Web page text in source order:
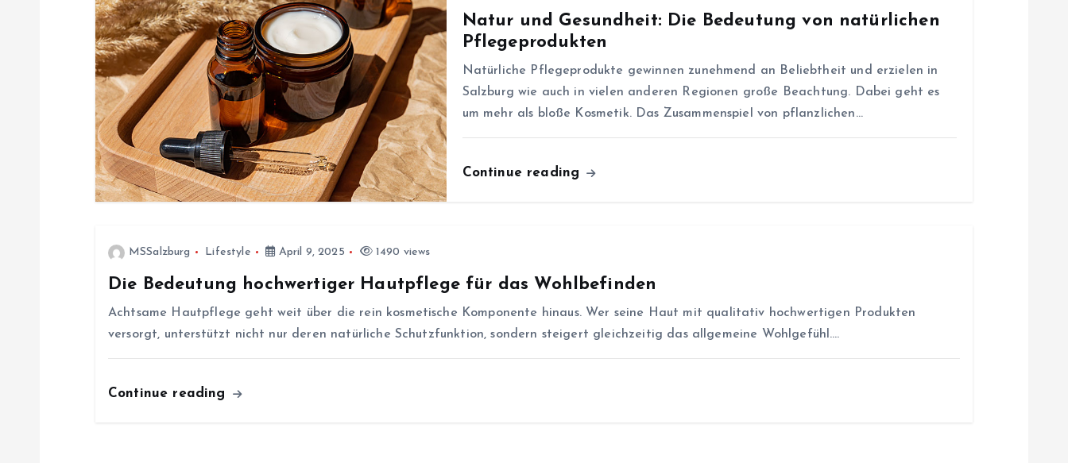
Natur und Gesundheit: Die Bedeutung von natürlichen
Pflegeprodukten
Natürliche Pflegeprodukte gewinnen zunehmend an Beliebtheit und erzielen in
Salzburg wie auch in vielen anderen Regionen große Beachtung. Dabei geht es
um mehr als bloße Kosmetik. Das Zusammenspiel von pflanzlichen…
Continue reading
MSSalzburg Lifestyle April 9, 2025 1490 views
Die Bedeutung hochwertiger Hautpflege für das Wohlbefinden
Achtsame Hautpflege geht weit über die rein kosmetische Komponente hinaus. Wer seine Haut mit qualitativ hochwertigen Produkten
versorgt, unterstützt nicht nur deren natürliche Schutzfunktion, sondern steigert gleichzeitig das allgemeine Wohlgefühl.…
Continue reading